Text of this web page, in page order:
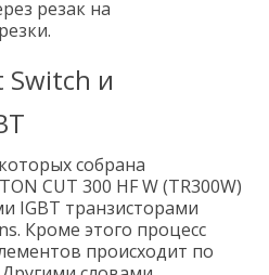
резак на
Switch и
собрана
CUT 300 HF W (TR300W)
IGBT транзисторами
Кроме этого процесс
происходит по